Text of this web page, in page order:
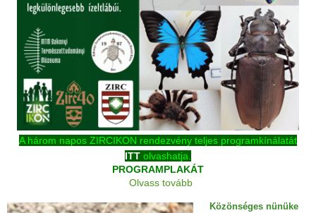
A három napos ZIRCIKON rendezvény teljes programkínálatát
ITT olvashatja.
PROGRAMPLAKÁT
Olvass tovább
Közönséges nünüke